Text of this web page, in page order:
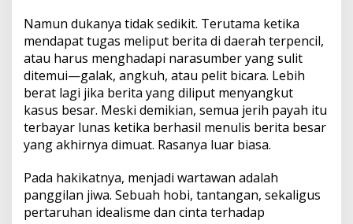
Namun dukanya tidak sedikit. Terutama ketika
mendapat tugas meliput berita di daerah terpencil,
atau harus menghadapi narasumber yang sulit
ditemui—galak, angkuh, atau pelit bicara. Lebih
berat lagi jika berita yang diliput menyangkut
kasus besar. Meski demikian, semua jerih payah itu
terbayar lunas ketika berhasil menulis berita besar
yang akhirnya dimuat. Rasanya luar biasa.
Pada hakikatnya, menjadi wartawan adalah
panggilan jiwa. Sebuah hobi, tantangan, sekaligus
pertaruhan idealisme dan cinta terhadap